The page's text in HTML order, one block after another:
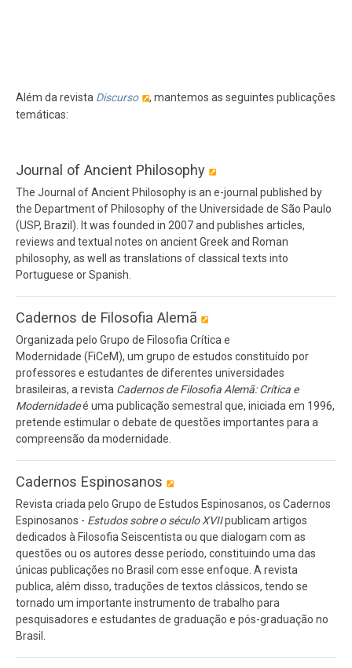
Além da revista Discurso
, mantemos as seguintes publicações
temáticas:
Journal of Ancient Philosophy
The Journal of Ancient Philosophy is an e-journal published by
the Department of Philosophy of the Universidade de São Paulo
(USP, Brazil). It was founded in 2007 and publishes articles,
reviews and textual notes on ancient Greek and Roman
philosophy, as well as translations of classical texts into
Portuguese or Spanish.
Cadernos de Filosofia Alemã
Organizada pelo Grupo de Filosofia Crítica e
Modernidade (FiCeM), um grupo de estudos constituído por
professores e estudantes de diferentes universidades
brasileiras, a revista Cadernos de Filosofia Alemã: Crítica e
Modernidadeé uma publicação semestral que, iniciada em 1996,
pretende estimular o debate de questões importantes para a
compreensão da modernidade.
Cadernos Espinosanos
Revista criada pelo Grupo de Estudos Espinosanos, os Cadernos
Espinosanos - Estudos sobre o século XVIIpublicam artigos
dedicados à Filosofia Seiscentista ou que dialogam com as
questões ou os autores desse período, constituindo uma das
únicas publicações no Brasil com esse enfoque. A revista
publica, além disso, traduções de textos clássicos, tendo se
tornado um importante instrumento de trabalho para
pesquisadores e estudantes de graduação e pós-graduação no
Brasil.